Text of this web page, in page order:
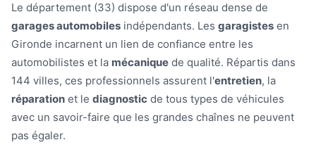
Le département (33) dispose d'un réseau dense de
garages automobiles indépendants. Les garagistes en
Gironde incarnent un lien de confiance entre les
automobilistes et la mécanique de qualité. Répartis dans
144 villes, ces professionnels assurent l'entretien, la
réparation et le diagnostic de tous types de véhicules
avec un savoir-faire que les grandes chaînes ne peuvent
pas égaler.